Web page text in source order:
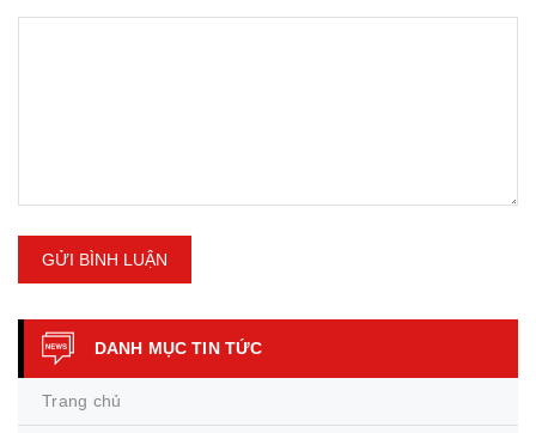
GỬI BÌNH LUẬN
DANH MỤC TIN TỨC
Trang chủ